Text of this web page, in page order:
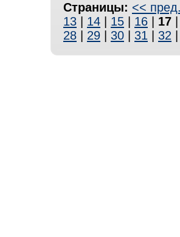
Страницы: <<
13
14 15 16 17
28
29 30 31 32